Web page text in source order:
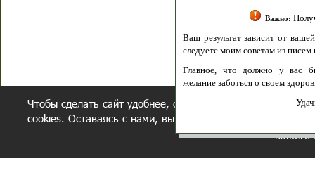
Получение
Ваш результат зависит от вашей
следуете моим советам из писем и книг.
Главное, что должно у вас быть -
желание заботься о своем здоровье.
Удачи!
Чтобы сделать сайт удобнее, осуществляется обработка
cookies. Оставаясь с нами, вы соглашаетесь с нашей
вашего